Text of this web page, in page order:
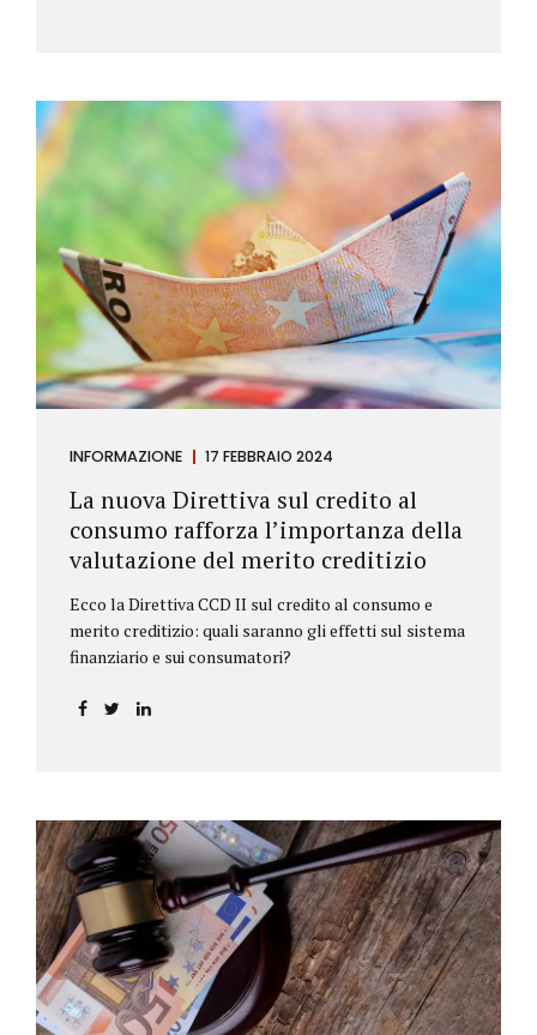
INFORMAZIONE 17 FEBBRAIO 2024
La nuova Direttiva sul credito al
consumo rafforza l’importanza della
valutazione del merito creditizio
Ecco la Direttiva CCD II sul credito al consumo e
merito creditizio: quali saranno gli effetti sul sistema
finanziario e sui consumatori?